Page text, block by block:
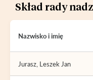
Skład rady
Nazwisko i imię
Jurasz, Leszek Jan